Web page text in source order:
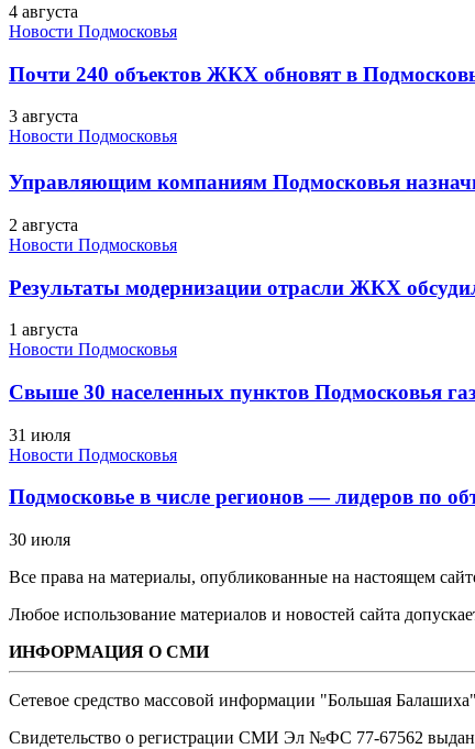
4 августа
Новости Подмосковья
Почти 240 объектов ЖКХ обновят в
3 августа
Новости Подмосковья
Управляющим компаниям Подмосковья
2 августа
Новости Подмосковья
Результаты модернизации отрасли ЖКХ
1 августа
Новости Подмосковья
Свыше 30 населенных пунктов Подмосковья
31 июля
Новости Подмосковья
Подмосковье в числе регионов — лидеров по
30 июля
Все права на материалы, опубликованные на настоящем
Любое использование материалов и новостей сайта
ИНФОРМАЦИЯ О СМИ
Сетевое средство массовой информации "Большая
Свидетельство о регистрации СМИ Эл №ФС ‎77-67562